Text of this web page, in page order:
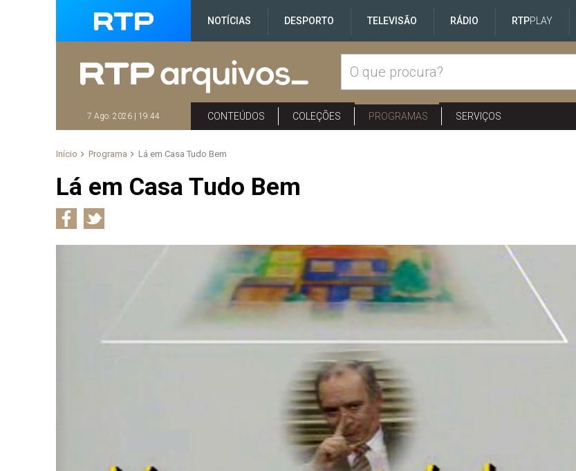
NOTÍCIAS DESPORTO TELEVISÃO RÁDIO RTPPLAY
7 Ago. 2026 | 19:44 CONTEÚDOS COLEÇÕES PROGRAMAS SERVIÇOS
Início Programa Lá em Casa Tudo Bem
Lá em Casa Tudo Bem